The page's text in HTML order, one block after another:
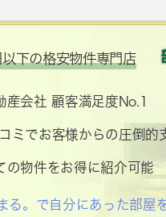
下の格安物件専門店
産会社 顧客満足度No.1
ミでお客様からの圧倒的
の物件をお得に紹介可能
る。で自分にあった部屋